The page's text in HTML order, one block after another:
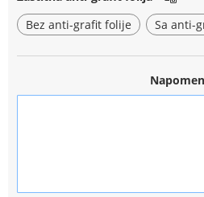
Bez anti-grafit folije
Sa anti-